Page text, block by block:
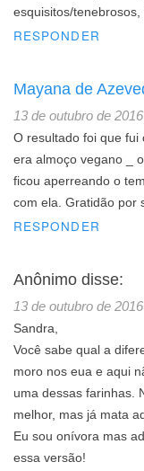
esquisitos/
RESPONDER
Mayana de
13 de outubro de
O resultado foi que fui
era almoço vegano _
ficou aperreando o
com ela. Gratidão por
RESPONDER
Anônimo disse:
13 de outubro de
Sandra,
Você sabe qual a
moro nos eua e aqui
uma dessas farinhas.
melhor, mas já mata
Eu sou onívora mas
essa versão!